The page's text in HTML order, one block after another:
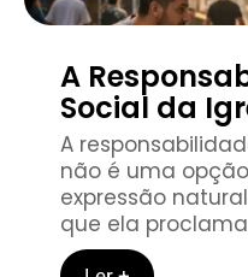
A
Social da
A
não é uma
expressão
que ela